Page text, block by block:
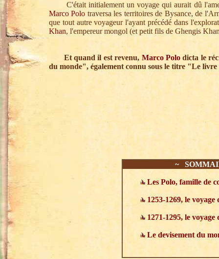
C'était initialement un voyage qui aurait dû
Marco Polo traversa les territoires de Bysance, de
que tout autre voyageur l'ayant précédé dans
Khan, l'empereur mongol (et petit fils de Ghengis
Et quand il est revenu, Marco Polo dicta le
du monde", également connu sous le titre "Le livre
~
Les Polo, famille de
1253-1269, le
1271-1295, le
Le devisement du